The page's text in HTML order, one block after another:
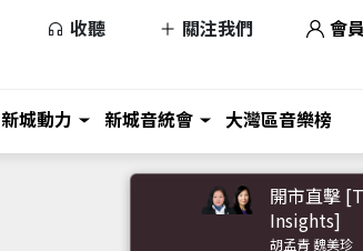
收聽 關注我們 會員
新城動力 新城音統會 大灣區音樂榜
開市直擊
Insights]
胡孟青 魏美珍